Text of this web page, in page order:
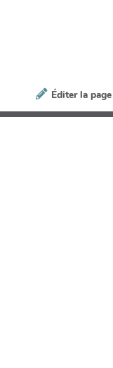
Éditer la page